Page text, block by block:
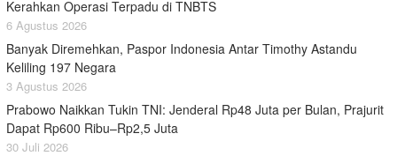
Kerahkan Operasi Terpadu di TNBTS
6 Agustus 2026
Banyak Diremehkan, Paspor Indonesia Antar Timothy Astandu
Keliling 197 Negara
3 Agustus 2026
Prabowo Naikkan Tukin TNI: Jenderal Rp48 Juta per Bulan, Prajurit
Dapat Rp600 Ribu–Rp2,5 Juta
30 Juli 2026